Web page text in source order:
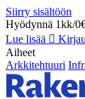
Siirry sisältöön
Hyödynnä 1kk/
Lue lisää
Aiheet
Arkkitehtuuri